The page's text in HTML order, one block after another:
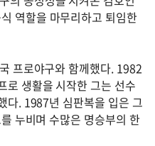
역할을 마무리하고 퇴임한
프로야구와 함께했다. 1982
로 생활을 시작한 그는 선수
다. 1987년 심판복을 입은 그
누비며 수많은 명승부의 한